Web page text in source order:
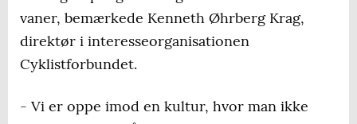
vaner, bemærkede Kenneth Øhrberg Krag,
direktør i interesseorganisationen
Cyklistforbundet.
- Vi er oppe imod en kultur, hvor man ikke